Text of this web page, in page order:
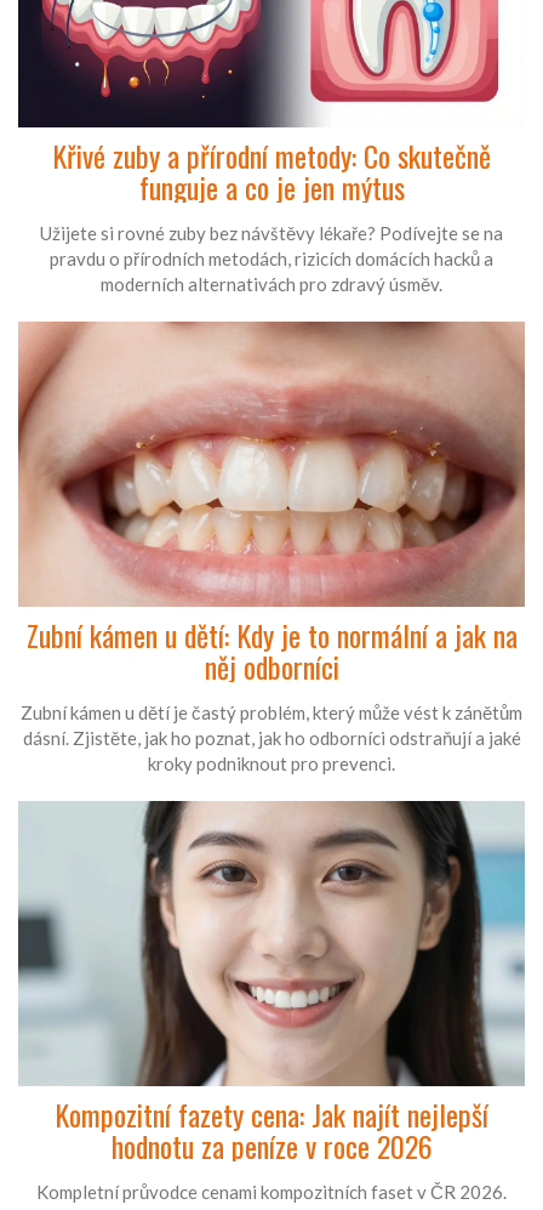
Křivé zuby a přírodní metody: Co skutečně
funguje a co je jen mýtus
Užijete si rovné zuby bez návštěvy lékaře? Podívejte se na
pravdu o přírodních metodách, rizicích domácích hacků a
moderních alternativách pro zdravý úsměv.
Zubní kámen u dětí: Kdy je to normální a jak na
něj odborníci
Zubní kámen u dětí je častý problém, který může vést k zánětům
dásní. Zjistěte, jak ho poznat, jak ho odborníci odstraňují a jaké
kroky podniknout pro prevenci.
Kompozitní fazety cena: Jak najít nejlepší
hodnotu za peníze v roce 2026
Kompletní průvodce cenami kompozitních faset v ČR 2026.